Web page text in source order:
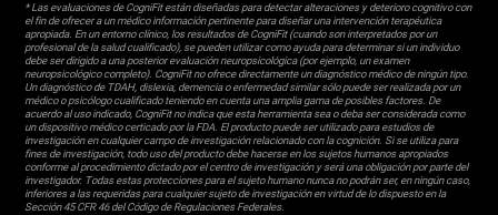
* Las evaluaciones de CogniFit están diseñadas para detectar alteraciones y deterioro cognitivo con
el fin de ofrecer a un médico información pertinente para diseñar una intervención terapéutica
apropiada. En un entorno clínico, los resultados de CogniFit (cuando son interpretados por un
profesional de la salud cualificado), se pueden utilizar como ayuda para determinar si un individuo
debe ser dirigido a una posterior evaluación neuropsicológica (por ejemplo, un examen
neuropsicológico completo). CogniFit no ofrece directamente un diagnóstico médico de ningún tipo.
Un diagnóstico de TDAH, dislexia, demencia o enfermedad similar sólo puede ser realizada por un
médico o psicólogo cualificado teniendo en cuenta una amplia gama de posibles factores. De
acuerdo al uso indicado, CogniFit no indica que esta herramienta sea o deba ser considerada como
un dispositivo médico certicado por la FDA. El producto puede ser utilizado para estudios de
investigación en cualquier campo de investigación relacionado con la cognición. Si se utiliza para
fines de investigación, todo uso del producto debe hacerse en los sujetos humanos apropiados
conforme al procedimiento dictado por el centro de investigación y será una obligación por parte del
investigador. Todas estas protecciones para el sujeto humano nunca no podrán ser, en ningún caso,
inferiores a las requeridas para cualquier sujeto de investigación en virtud de lo dispuesto en la
Sección 45 CFR 46 del Código de Regulaciones Federales.